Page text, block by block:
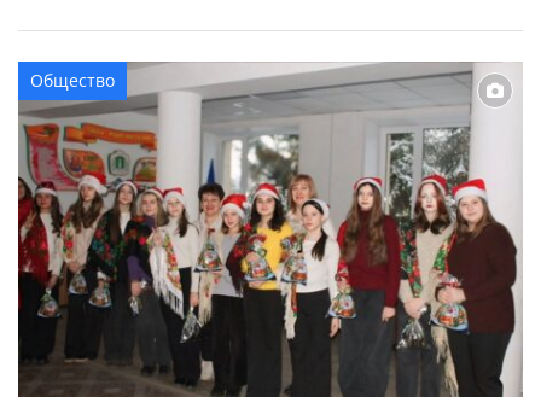
родителей этот день стал особым символом
подведения итогов, новых мечтаний и надежд.
Торжества прошли в праздничной атмосфере: звучали
слова благодарности педагогам, пожелания успехов
учащимся и искренние […]
Общество